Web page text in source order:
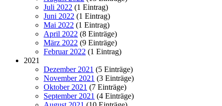
Juli 2022 (1 Eintrag)
Juni 2022 (1 Eintrag)
Mai 2022 (1 Eintrag)
April 2022 (8 Einträge)
März 2022 (9 Einträge)
Februar 2022 (1 Eintrag)
2021
Dezember 2021 (5 Einträge)
November 2021 (3 Einträge)
Oktober 2021 (7 Einträge)
September 2021 (4 Einträge)